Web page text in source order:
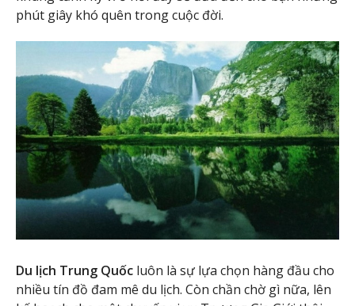
phút giây khó quên trong cuộc đời.
Du lịch Trung Quốc luôn là sự lựa chọn hàng đầu cho
nhiều tín đồ đam mê du lịch. Còn chần chờ gì nữa, lên